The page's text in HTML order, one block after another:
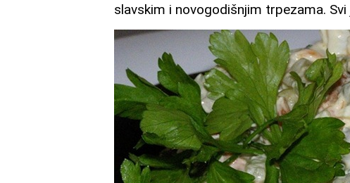
slavskim i novogodišnjim trpezama. Svi